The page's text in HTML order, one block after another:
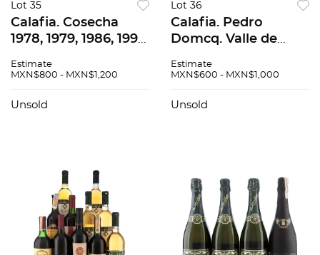
Lot 35
Calafia. Cosecha
1978, 1979, 1986, 1992.
Piezas: 13. En
ml.
Estimate
MXN$800 - MXN$1,200
Unsold
Lot 36
Calafia. Pedro
Domcq. Valle de
Piezas: 7. En
ml.
Estimate
MXN$600 - MXN$1,000
Unsold